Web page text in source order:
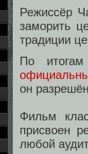
Режиссёр
заморить
традиции
По
он
Фильм
присвоен
любой